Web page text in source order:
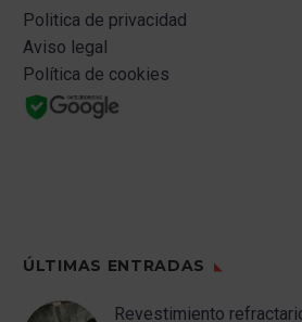
Politica de privacidad
Aviso legal
Política de cookies
ÚLTIMAS ENTRADAS
Revestimiento